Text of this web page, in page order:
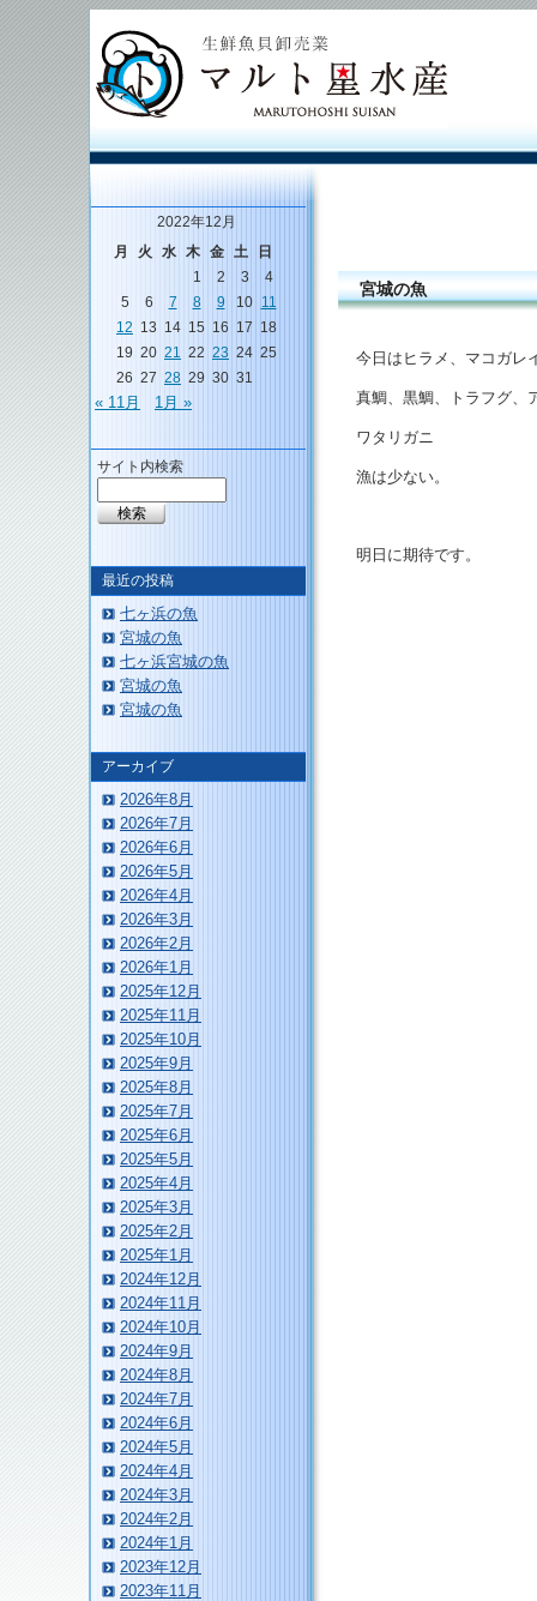
宮城の魚
今日はヒラメ、マコガレ
真鯛、黒鯛、トラフグ、
ワタリガニ
漁は少ない。
明日に期待です。
2022年12月
月
火 水 木 金 土
日
1
2 3
4
5
6 7 8 9 10 11
12 13 14 15 16 17 18
19 20 21 22 23 24 25
26 27 28 29 30 31
« 11月 1月 »
サイト内検索
最近の投稿
七ヶ浜の魚
宮城の魚
七ヶ浜宮城の魚
宮城の魚
宮城の魚
アーカイブ
2026年8月
2026年7月
2026年6月
2026年5月
2026年4月
2026年3月
2026年2月
2026年1月
2025年12月
2025年11月
2025年10月
2025年9月
2025年8月
2025年7月
2025年6月
2025年5月
2025年4月
2025年3月
2025年2月
2025年1月
2024年12月
2024年11月
2024年10月
2024年9月
2024年8月
2024年7月
2024年6月
2024年5月
2024年4月
2024年3月
2024年2月
2024年1月
2023年12月
2023年11月